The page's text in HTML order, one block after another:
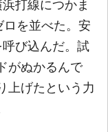
打線につかま
ロを並べた。安
び込んだ。試
がぬかるんで
上げたという力